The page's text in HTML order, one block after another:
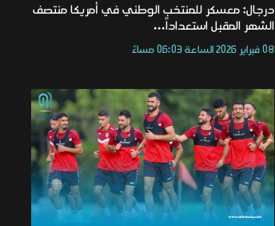
درجال: معسكر للمنتخب الوطني في أمريكا منتصف
الشهر المقبل استعداداً...
08 فبراير 2026 الساعة 06:03 مساءً